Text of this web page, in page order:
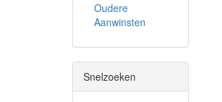
Oudere
Aanwinsten
Snelzoeken